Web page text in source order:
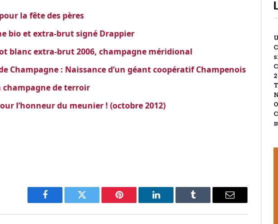
la fête des pères
bio et extra-brut signé Drappier
blanc extra-brut 2006, champagne méridional
Champagne : Naissance d’un géant coopératif Champenois
de terroir
l’honneur du meunier ! (octobre 2012)
Facebook Twitter Pinterest LinkedIn Tumblr Email